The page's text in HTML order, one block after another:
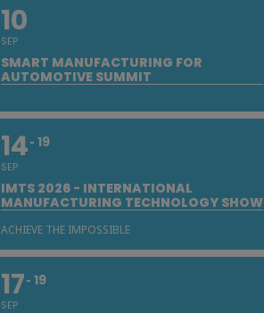
10
SEP
SMART MANUFACTURING FOR
AUTOMOTIVE SUMMIT
14
SEP
19
IMTS 2026 - INTERNATIONAL
MANUFACTURING TECHNOLOGY SHOW
ACHIEVE THE IMPOSSIBLE
17
SEP
19